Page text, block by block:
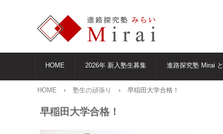
HOME 2026年 新入塾生募集 進路探究塾 Mirai
HOME › 塾生の頑張り › 早稲田大学合格！
早稲田大学合格！